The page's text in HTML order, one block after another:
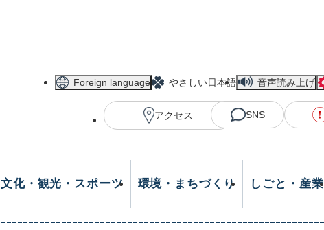
Foreign language やさしい日本語 音声読み上げ
アクセス SNS
文化・観光・スポーツ 環境・まちづくり しごと・産業